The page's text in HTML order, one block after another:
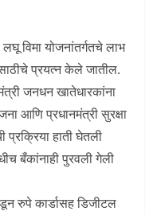
विमा योजनांतर्गतचे लाभ
प्रयत्न केले जातील.
जनधन खातेधारकांना
आणि प्रधानमंत्री सुरक्षा
प्रक्रिया हाती घेतली
बँकांनाही पुरवली गेली
रुपे कार्डासह डिजीटल